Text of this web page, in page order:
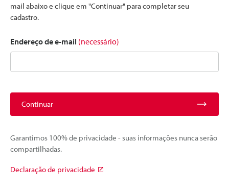
mail abaixo e clique em "Continuar" para completar seu
cadastro.
Endereço de e-mail (necessário)
Continuar
Garantimos 100% de privacidade - suas informações nunca serão
compartilhadas.
Declaração de privacidade